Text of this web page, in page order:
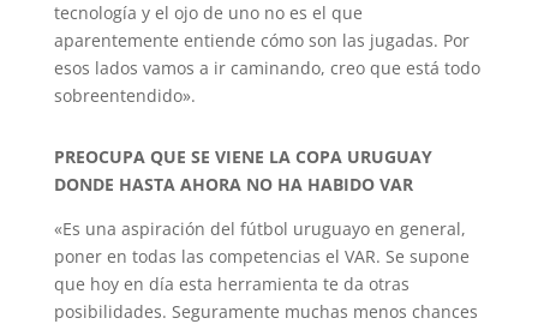
tecnología y el ojo de uno no es el que
aparentemente entiende cómo son las jugadas. Por
esos lados vamos a ir caminando, creo que está todo
sobreentendido».
PREOCUPA QUE SE VIENE LA COPA URUGUAY
DONDE HASTA AHORA NO HA HABIDO VAR
«Es una aspiración del fútbol uruguayo en general,
poner en todas las competencias el VAR. Se supone
que hoy en día esta herramienta te da otras
posibilidades. Seguramente muchas menos chances